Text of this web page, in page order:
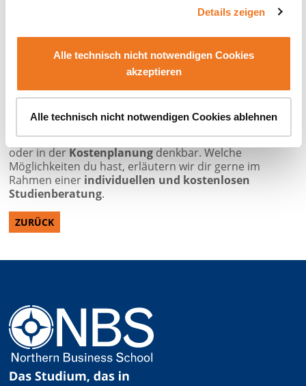
Details zeigen
Alle technisch nicht notwendigen Cookies
akzeptieren
Alle technisch nicht notwendigen Cookies ablehnen
Sozial- und Gesundheitsmanagement
Ambulante Pflegedienste
Du kannst aber auch einen Beruf bei einer
Krankenkasseergreifen und aktiv das
Gesundheitssystem gestalten. Zudem ist eine Karriere
in derPersonalführung, imQualitätsmanagement
oder in der Kostenplanungdenkbar. Welche
Möglichkeiten du hast, erläutern wir dir gerne im
Rahmen einer individuellen und kostenlosen
Studienberatung.
ZURÜCK